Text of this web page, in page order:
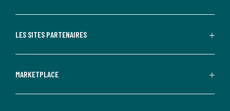
LES SITES PARTENAIRES
MARKETPLACE